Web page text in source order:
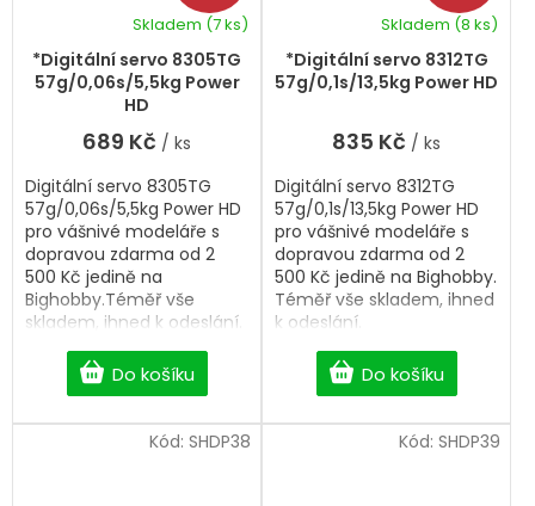
*Digitální servo 8305TG
57g/0,06s/5,5kg Power
HD
Skladem (7 ks)
689 Kč / ks
Do košíku
Digitální servo 8305TG
57g/0,06s/5,5kg Power HD
pro vášnivé modeláře s
dopravou zdarma od 2
500 Kč jedině na
Bighobby.Téměř vše
skladem, ihned k odeslání.
*Digitální servo 8312TG
57g/0,1s/13,5kg Power HD
Skladem (8 ks)
835 Kč / ks
Do košíku
Digitální servo 8312TG
57g/0,1s/13,5kg Power HD
pro vášnivé modeláře s
dopravou zdarma od 2
500 Kč jedině na Bighobby.
Téměř vše skladem, ihned
k odeslání.
Kód: SHDP38 Kód: SHDP39